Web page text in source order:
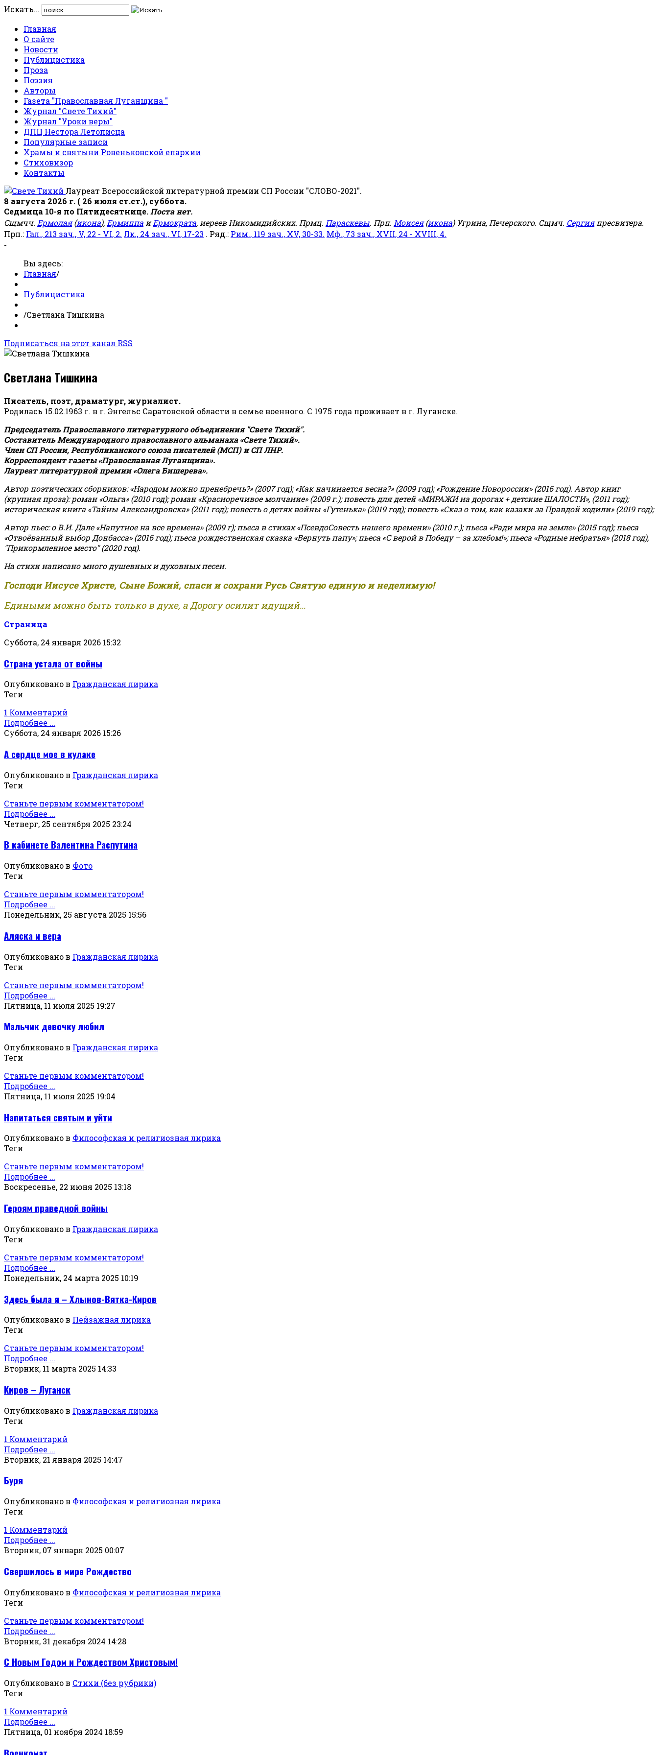
Искать...
Главная
О сайте
Новости
Публицистика
Проза
Поэзия
Авторы
Газета "Православная Луганщина "
Журнал "Свете Тихий"
Журнал "Уроки веры"
ДПЦ Нестора Летописца
Популярные записи
Храмы и святыни Ровеньковской епархии
Стиховизор
Контакты
Лауреат Всероссийской литературной премии СП России "СЛОВО-2021".
8 августа 2026 г. ( 26 июля ст.ст.), суббота.
Седмица 10-я по Пятидесятнице. Поста нет.
Сщмчч. Ермолая(икона), Ермиппа иЕрмократа, иереев Никомидийских. Прмц. Параскевы. Прп. Моисея(икона) Угрина, Печерского. Сщмч. Сергияпресвитера.
Прп.: Гал., 213 зач., V, 22 - VI, 2. Лк., 24 зач., VI, 17-23 . Ряд.: Рим., 119 зач., XV, 30-33. Мф., 73 зач., XVII, 24 - XVIII, 4.
-
Вы здесь:
Главная/
Публицистика
/Светлана Тишкина
Подписаться на этот канал RSS
Светлана Тишкина
Писатель, поэт, драматург, журналист.
Родилась 15.02.1963 г. в г. Энгельс Саратовской области в семье военного. С 1975 года проживает в г. Луганске.
Председатель Православного литературного объединения "Свете Тихий".
Составитель Международного православного альманаха «Свете Тихий».
Член СП России, Республиканского союза писателей (МСП) и СП ЛНР.
Корреспондент газеты «Православная Луганщина».
Лауреат литературной премии «Олега Бишерева».
Автор поэтических сборников: «Народом можно пренебречь?» (2007 год); «Как начинается весна?» (2009 год); «Рождение Новороссии» (2016 год). Автор книг
(крупная проза): роман «Ольга» (2010 год); роман «Красноречивое молчание» (2009 г.); повесть для детей «МИРАЖИ на дорогах + детские ШАЛОСТИ», (2011 год);
историческая книга «Тайны Александровска» (2011 год); повесть о детях войны «Гутенька» (2019 год); повесть «Сказ о том, как казаки за Правдой ходили» (2019 год);
Автор пьес: о В.И. Дале «Напутное на все времена» (2009 г); пьеса в стихах «ПсевдоСовесть нашего времени» (2010 г.); пьеса «Ради мира на земле» (2015 год); пьеса
«Отвоёванный выбор Донбасса» (2016 год); пьеса рождественская сказка «Вернуть папу»; пьеса «С верой в Победу – за хлебом!»;пьеса «Родные небратья» (2018 год),
"Прикормленное место" (2020 год).
На стихи написано много душевных и духовных песен.
Господи Иисусе Христе, Сыне Божий, спаси и сохрани Русь Святую единую и неделимую!
Едиными можно быть только в духе, а Дорогу осилит идущий...
Страница
Суббота, 24 января 2026 15:32
Страна устала от войны
Опубликовано в Гражданская лирика
Теги
1 Комментарий
Подробнее ...
Суббота, 24 января 2026 15:26
А сердце мое в кулаке
Опубликовано в Гражданская лирика
Теги
Станьте первым комментатором!
Подробнее ...
Четверг, 25 сентября 2025 23:24
В кабинете Валентина Распутина
Опубликовано в Фото
Теги
Станьте первым комментатором!
Подробнее ...
Понедельник, 25 августа 2025 15:56
Аляска и вера
Опубликовано в Гражданская лирика
Теги
Станьте первым комментатором!
Подробнее ...
Пятница, 11 июля 2025 19:27
Мальчик девочку любил
Опубликовано в Гражданская лирика
Теги
Станьте первым комментатором!
Подробнее ...
Пятница, 11 июля 2025 19:04
Напитаться святым и уйти
Опубликовано в Философская и религиозная лирика
Теги
Станьте первым комментатором!
Подробнее ...
Воскресенье, 22 июня 2025 13:18
Героям праведной войны
Опубликовано в Гражданская лирика
Теги
Станьте первым комментатором!
Подробнее ...
Понедельник, 24 марта 2025 10:19
Здесь была я – Хлынов-Вятка-Киров
Опубликовано в Пейзажная лирика
Теги
Станьте первым комментатором!
Подробнее ...
Вторник, 11 марта 2025 14:33
Киров – Луганск
Опубликовано в Гражданская лирика
Теги
1 Комментарий
Подробнее ...
Вторник, 21 января 2025 14:47
Буря
Опубликовано в Философская и религиозная лирика
Теги
1 Комментарий
Подробнее ...
Вторник, 07 января 2025 00:07
Свершилось в мире Рождество
Опубликовано в Философская и религиозная лирика
Теги
Станьте первым комментатором!
Подробнее ...
Вторник, 31 декабря 2024 14:28
С Новым Годом и Рождеством Христовым!
Опубликовано в Стихи (без рубрики)
Теги
1 Комментарий
Подробнее ...
Пятница, 01 ноября 2024 18:59